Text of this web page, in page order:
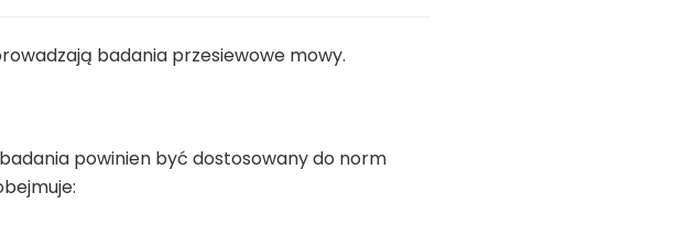
badania przesiewowe mowy.
powinien być dostosowany do norm